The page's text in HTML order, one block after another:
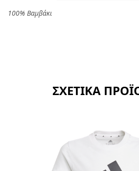
100% Βαμβάκι
ΣΧΕΤΙΚΑ